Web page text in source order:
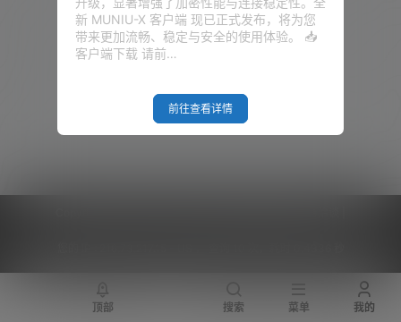
仔细想想，真的是这样吗？它们
会运用舆论或热点新闻来点爆
你，让你思维的爆炸，它们 会结
合大数据潜移默化的来改变你的
新 MUNIU-X 客户端 现已正式发布，将为您
带来更加流畅、稳定与安全的使用体验。 📥
客户端下载 请前…
前往查看详情
顶部 搜索 菜单 我的